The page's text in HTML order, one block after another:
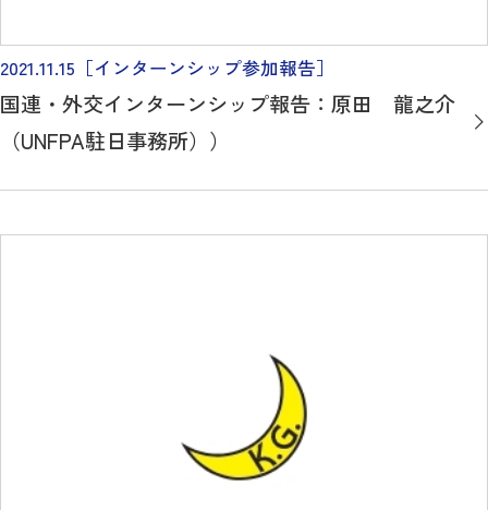
2021.11.15 ［インターンシップ参加報告］
国連・外交インターンシップ報告：原田 龍之介
（UNFPA駐日事務所））